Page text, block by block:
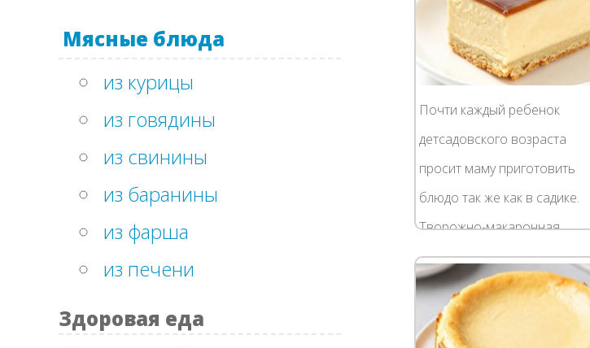
Мясные блюда
из курицы
из говядины
из свинины
из баранины
из фарша
из печени
Здоровая еда
Почти каждый ребенок
детсадовского возраста
просит маму приготовить
блюдо так же как в садике.
Творожно-макаронная
запеканка не является
исключением. Хоть и
готовится она просто, но
некоторые...